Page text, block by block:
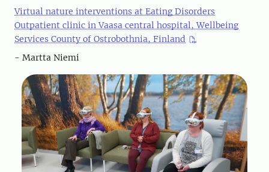
Virtual nature interventions at Eating Disorders
Outpatient clinic in Vaasa central hospital, Wellbeing
Services County of Ostrobothnia, Finland
- Martta Niemi